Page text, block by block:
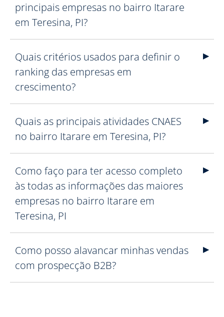
principais empresas no bairro Itarare
em Teresina, PI?
Quais critérios usados para definir o
ranking das empresas em
crescimento?
Quais as principais atividades CNAES
no bairro Itarare em Teresina, PI?
Como faço para ter acesso completo
às todas as informações das maiores
empresas no bairro Itarare em
Teresina, PI
Como posso alavancar minhas vendas
com prospecção B2B?